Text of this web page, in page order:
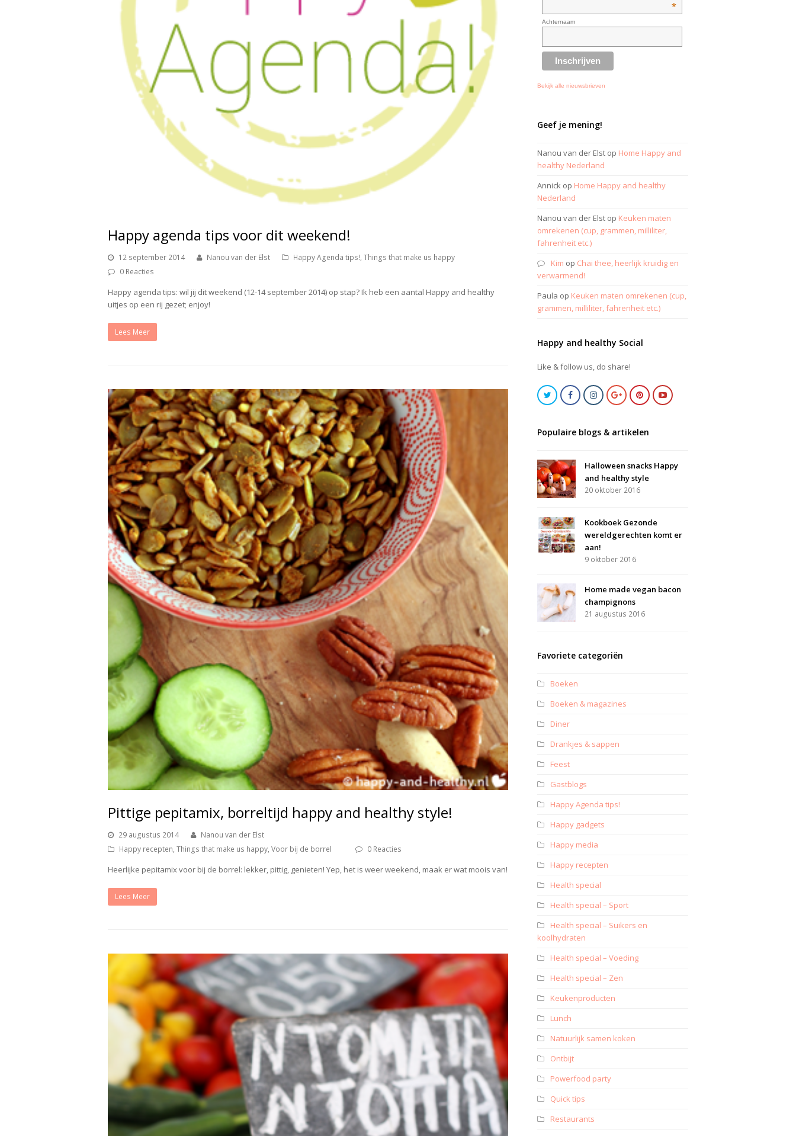
Happy agenda tips voor dit weekend!
12 september 2014 Nanou van der Elst Happy Agenda tips!, Things that make us happy
0 Reacties
Happy agenda tips: wil jij dit weekend (12-14 september 2014) op stap? Ik heb een aantal Happy and healthy
uitjes op een rij gezet; enjoy!
Lees Meer
Pittige pepitamix, borreltijd happy and healthy style!
29 augustus 2014
Nanou van der Elst
Happy recepten, Things that make us happy, Voor bij de borrel 0 Reacties
Heerlijke pepitamix voor bij de borrel: lekker, pittig, genieten! Yep, het is weer weekend, maak er wat moois van!
Lees Meer
*
Achternaam
Bekijk alle nieuwsbrieven
Geef je mening!
Nanou van der Elst op Home Happy and
healthy Nederland
Annick op Home Happy and healthy
Nederland
Nanou van der Elst op Keuken maten
omrekenen (cup, grammen, milliliter,
fahrenheit etc.)
Kim op Chai thee, heerlijk kruidig en
verwarmend!
Paula op Keuken maten omrekenen (cup,
grammen, milliliter, fahrenheit etc.)
Happy and healthy Social
Like & follow us, do share!
Populaire blogs & artikelen
Halloween snacks Happy
and healthy style
20 oktober 2016
Kookboek Gezonde
wereldgerechten komt er
aan!
9 oktober 2016
Home made vegan bacon
champignons
21 augustus 2016
Favoriete categoriën
Boeken
Boeken & magazines
Diner
Drankjes & sappen
Feest
Gastblogs
Happy Agenda tips!
Happy gadgets
Happy media
Happy recepten
Health special
Health special – Sport
Health special – Suikers en
koolhydraten
Health special – Voeding
Health special – Zen
Keukenproducten
Lunch
Natuurlijk samen koken
Ontbijt
Powerfood party
Quick tips
Restaurants